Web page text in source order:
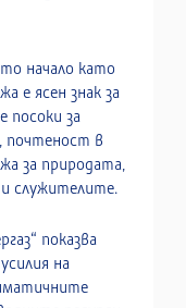
начало като
е ясен знак за
посоки за
почтеност в
за природата,
служителите.
показва
на